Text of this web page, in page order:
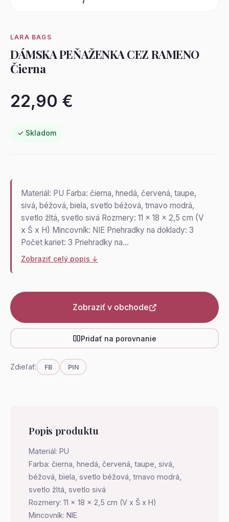
LARA BAGS
DÁMSKA PEŇAŽENKA CEZ RAMENO
Čierna
22,90 €
✓ Skladom
Materiál: PU Farba: čierna, hnedá, červená, taupe,
sivá, béžová, biela, svetlo béžová, tmavo modrá,
svetlo žltá, svetlo sivá Rozmery: 11 x 18 x 2,5 cm (V
x Š x H) Mincovník: NIE Priehradky na doklady: 3
Počet kariet: 3 Priehradky na…
Zobraziť celý popis ↓
Zobraziť v obchode
Pridať na porovnanie
Zdieľať: FB PIN
Popis produktu
Materiál: PU
Farba: čierna, hnedá, červená, taupe, sivá,
béžová, biela, svetlo béžová, tmavo modrá,
svetlo žltá, svetlo sivá
Rozmery: 11 x 18 x 2,5 cm (V x Š x H)
Mincovník: NIE